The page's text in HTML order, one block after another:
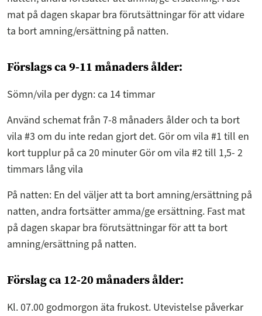
mat på dagen skapar bra förutsättningar för att vidare
ta bort amning/ersättning på natten.
Förslags ca 9-11 månaders ålder:
Sömn/vila per dygn: ca 14 timmar
Använd schemat från 7-8 månaders ålder och ta bort
vila #3 om du inte redan gjort det. Gör om vila #1 till en
kort tupplur på ca 20 minuter Gör om vila #2 till 1,5- 2
timmars lång vila
På natten: En del väljer att ta bort amning/ersättning på
natten, andra fortsätter amma/ge ersättning. Fast mat
på dagen skapar bra förutsättningar för att ta bort
amning/ersättning på natten.
Förslag ca 12-20 månaders ålder:
Kl. 07.00 godmorgon äta frukost. Utevistelse påverkar